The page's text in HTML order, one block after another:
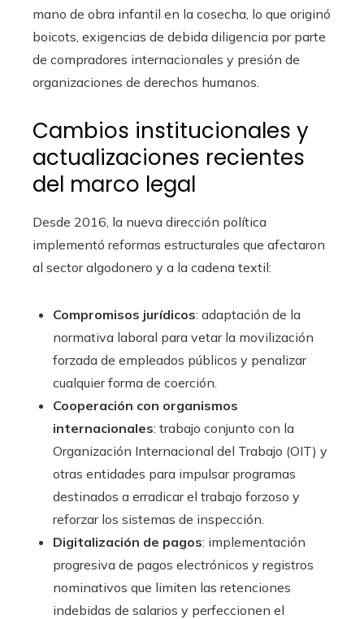
mano de obra infantil en la cosecha, lo que originó
boicots, exigencias de debida diligencia por parte
de compradores internacionales y presión de
organizaciones de derechos humanos.
Cambios institucionales y
actualizaciones recientes
del marco legal
Desde 2016, la nueva dirección política
implementó reformas estructurales que afectaron
al sector algodonero y a la cadena textil:
Compromisos jurídicos: adaptación de la
normativa laboral para vetar la movilización
forzada de empleados públicos y penalizar
cualquier forma de coerción.
Cooperación con organismos
internacionales: trabajo conjunto con la
Organización Internacional del Trabajo (OIT) y
otras entidades para impulsar programas
destinados a erradicar el trabajo forzoso y
reforzar los sistemas de inspección.
Digitalización de pagos: implementación
progresiva de pagos electrónicos y registros
nominativos que limiten las retenciones
indebidas de salarios y perfeccionen el